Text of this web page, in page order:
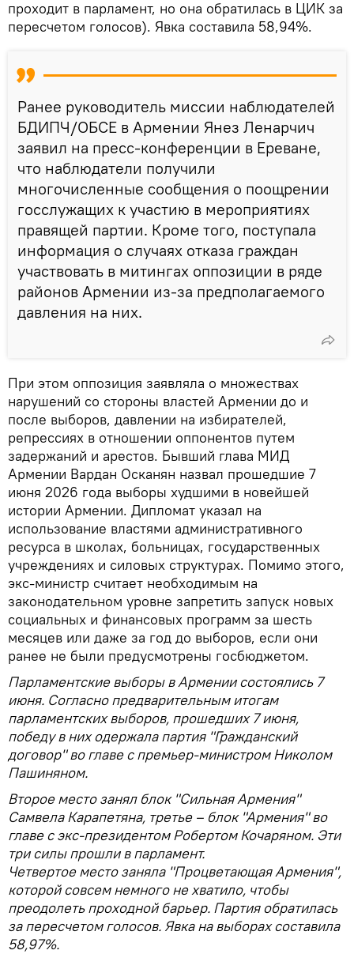
проходит в парламент, но она обратилась в ЦИК за
пересчетом голосов). Явка составила 58,94%.
Ранее руководитель миссии наблюдателей
БДИПЧ/ОБСЕ в Армении Янез Ленарчич
заявил на пресс-конференции в Ереване,
что наблюдатели получили
многочисленные сообщения о поощрении
госслужащих к участию в мероприятиях
правящей партии. Кроме того, поступала
информация о случаях отказа граждан
участвовать в митингах оппозиции в ряде
районов Армении из-за предполагаемого
давления на них.
При этом оппозиция заявляла о множествах
нарушений со стороны властей Армении до и
после выборов, давлении на избирателей,
репрессиях в отношении оппонентов путем
задержаний и арестов. Бывший глава МИД
Армении Вардан Осканян назвал прошедшие 7
июня 2026 года выборы худшими в новейшей
истории Армении. Дипломат указал на
использование властями административного
ресурса в школах, больницах, государственных
учреждениях и силовых структурах. Помимо этого,
экс-министр считает необходимым на
законодательном уровне запретить запуск новых
социальных и финансовых программ за шесть
месяцев или даже за год до выборов, если они
ранее не были предусмотрены госбюджетом.
Парламентские выборы в Армении состоялись 7
июня. Согласно предварительным итогам
парламентских выборов, прошедших 7 июня,
победу в них одержала партия "Гражданский
договор" во главе с премьер-министром Николом
Пашиняном.
Второе место занял блок "Сильная Армения"
Самвела Карапетяна, третье – блок "Армения" во
главе с экс-президентом Робертом Кочаряном. Эти
три силы прошли в парламент.
Четвертое место заняла "Процветающая Армения",
которой совсем немного не хватило, чтобы
преодолеть проходной барьер. Партия обратилась
за пересчетом голосов. Явка на выборах составила
58,97%.